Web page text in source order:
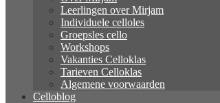
Leerlingen over Mirjam
Individuele celloles
Groepsles cello
Workshops
Vakanties Celloklas
Tarieven Celloklas
Algemene voorwaarden
Celloblog